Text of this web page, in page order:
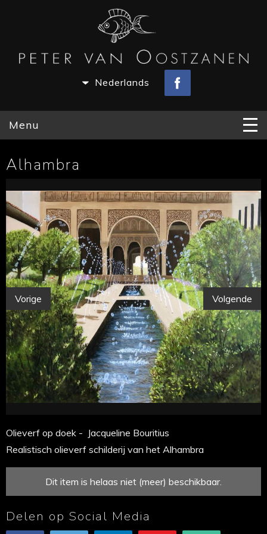
Nederlands
Menu
Alhambra
Vorige Volgende
Olieverf op doek - Jacqueline Bouritius
Realistisch olieverf schilderij van het Alhambra
Dit item is helaas niet (meer) beschikbaar.
Delen op Social Media